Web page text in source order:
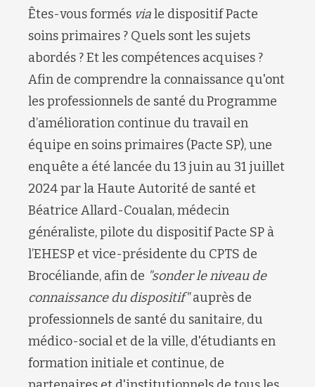
Êtes-vous formés viale dispositif Pacte
soins primaires ? Quels sont les sujets
abordés ? Et les compétences acquises ?
Afin de comprendre la connaissance qu'ont
les professionnels de santé duProgramme
d’amélioration continue du travail en
équipe en soins primaires (Pacte SP), une
enquête a été lancée du 13 juin au 31 juillet
2024 par la Haute Autorité de santé et
Béatrice Allard-Coualan, médecin
généraliste, pilote du dispositif Pacte SP à
l’EHESP et vice-présidente du CPTS de
Brocéliande, afin de "sonder le niveau de
connaissance du dispositif"auprès de
professionnels de santé du sanitaire, du
médico-social et de la ville, d'étudiants en
formation initiale et continue, de